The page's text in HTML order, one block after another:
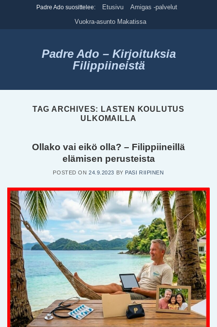
Padre Ado suosittelee: Etusivu
Amigas -palvelut
Vuokra-asunto Makatissa
Padre Ado – Kirjoituksia
Filippiineistä
TAG ARCHIVES: LASTEN KOULUTUS
ULKOMAILLA
Ollako vai eikö olla? – Filippiineillä
elämisen perusteista
POSTED ON24.9.2023 BY PASI RIIPINEN